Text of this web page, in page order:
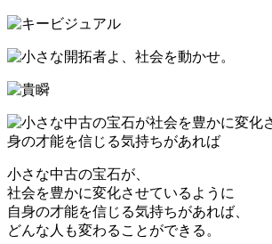
小さな中古の宝石が、
社会を豊かに変化させているように
自身の才能を信じる気持ちがあれば、
どんな人も変わることができる。